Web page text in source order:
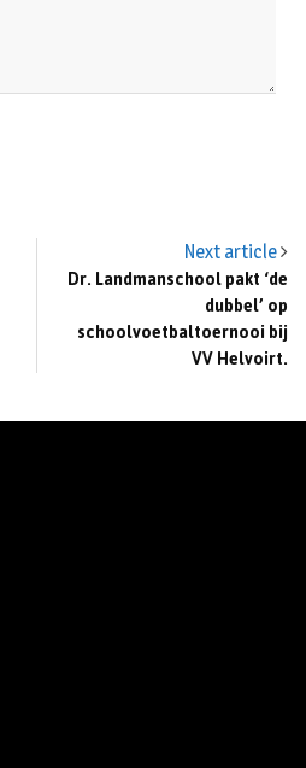
Next article
Dr. Landmanschool pakt ‘de
dubbel’ op
schoolvoetbaltoernooi bij
VV Helvoirt.